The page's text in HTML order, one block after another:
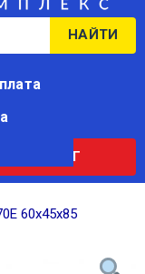
НАЙТИ
КАТАЛОГ
60х45х85